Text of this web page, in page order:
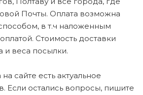
Почты. Оплата возможна
в т.ч наложенным
Стоимость доставки
и веса посылки.
сайте есть актуальное
Если остались вопросы, пишите